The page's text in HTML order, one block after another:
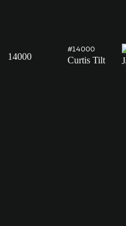
14000
#14000
Curtis Tilt